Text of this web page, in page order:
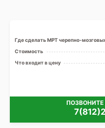
Где сделать МРТ черепно-
Стоимость
Что входит в цену